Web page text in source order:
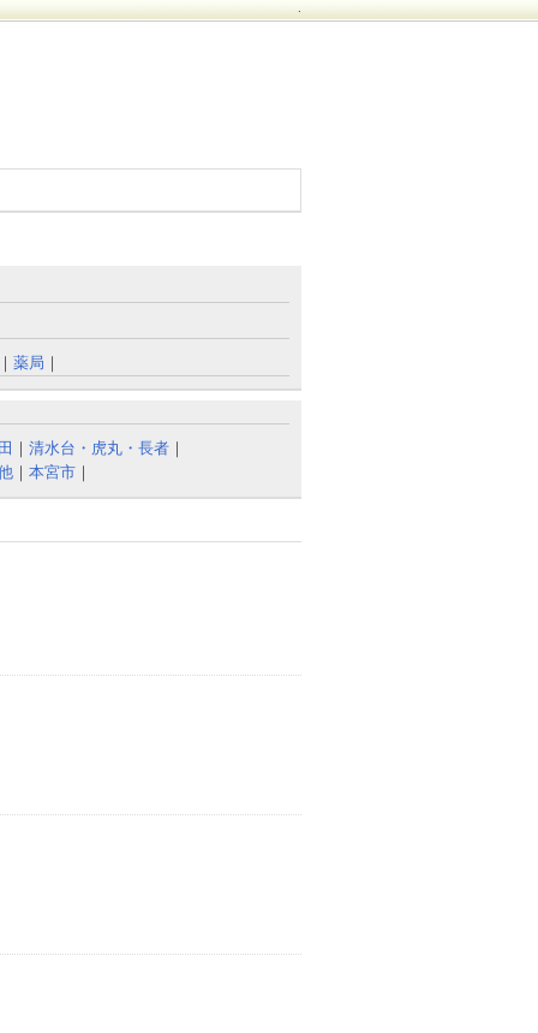
薬局 ｜
｜ 清水台・虎丸・長者 ｜
｜ 本宮市 ｜